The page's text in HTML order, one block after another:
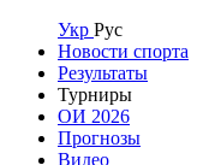
Укр Рус
Новости спорта
Результаты
Турниры
ОИ 2026
Прогнозы
Видео